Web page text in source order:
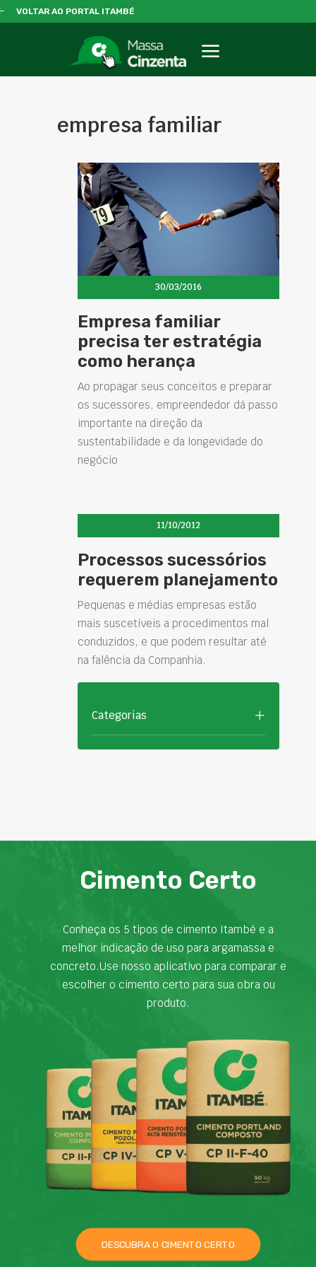
VOLTAR AO PORTAL ITAMBÉ
empresa familiar
30/03/2016
Empresa familiar
precisa ter estratégia
como herança
Ao propagar seus conceitos e preparar
os sucessores, empreendedor dá passo
importante na direção da
sustentabilidade e da longevidade do
negócio
11/10/2012
Processos sucessórios
requerem planejamento
Pequenas e médias empresas estão
mais suscetíveis a procedimentos mal
conduzidos, e que podem resultar até
na falência da Companhia.
Categorias
Cimento Certo
Conheça os 5 tipos de cimento Itambé e a
melhor indicação de uso para argamassa e
concreto.Use nosso aplicativo para comparar e
escolher o cimento certo para sua obra ou
produto.
DESCUBRA O CIMENTO CERTO